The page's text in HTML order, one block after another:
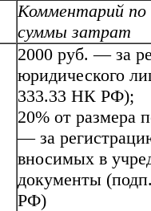
Комментарий по
суммы затрат
2000 руб. — за
юридического
333.33 НК РФ);
20% от размера
— за
вносимых в
документы
РФ)